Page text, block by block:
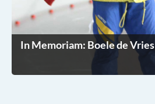
In Memoriam: Boele de Vries